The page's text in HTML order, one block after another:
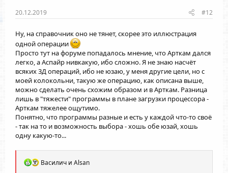
20.12.2019 #12
Ну, на справочник оно не тянет, скорее это иллюстрация
одной операции
Просто тут на форуме попадалось мнение, что Арткам дался
легко, а Аспайр нивкакую, ибо сложно. Я не знаю насчёт
всяких 3Д операций, ибо не юзаю, у меня другие цели, но с
моей колокольни, такую же операцию, как описана выше,
можно сделать очень схожим образом и в Арткам. Разница
лишь в "тяжести" программы в плане загрузки процессора -
Арткам тяжелее ощутимо.
Понятно, что программы разные и есть у каждой что-то своё
- так на то и возможность выбора - хошь обе юзай, хошь
одну какую-то...
РВасилич и Alsan